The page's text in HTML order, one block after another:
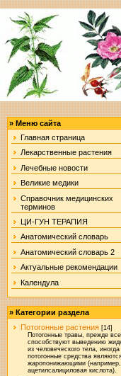
» Меню сайта
Главная страница
Лекарственные растения
Лечебные новости
Великие медики
Справочник медицинских
терминов
ЦИ-ГУН ТЕРАПИЯ
Анатомический словарь
Анатомический словарь 2
Актуальные рекомендации
Календула
» Категории раздела
Потогонные растения [14]
Потогонные травы, прежде
способствуют выведению
из человеческого тела, иногда
потогонные средства
жаропонижающими (например,
ацетилсалициловая кислота).